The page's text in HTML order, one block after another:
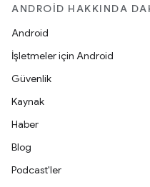
ANDROID HAKKINDA
Android
İşletmeler için Android
Güvenlik
Kaynak
Haber
Blog
Podcast'ler